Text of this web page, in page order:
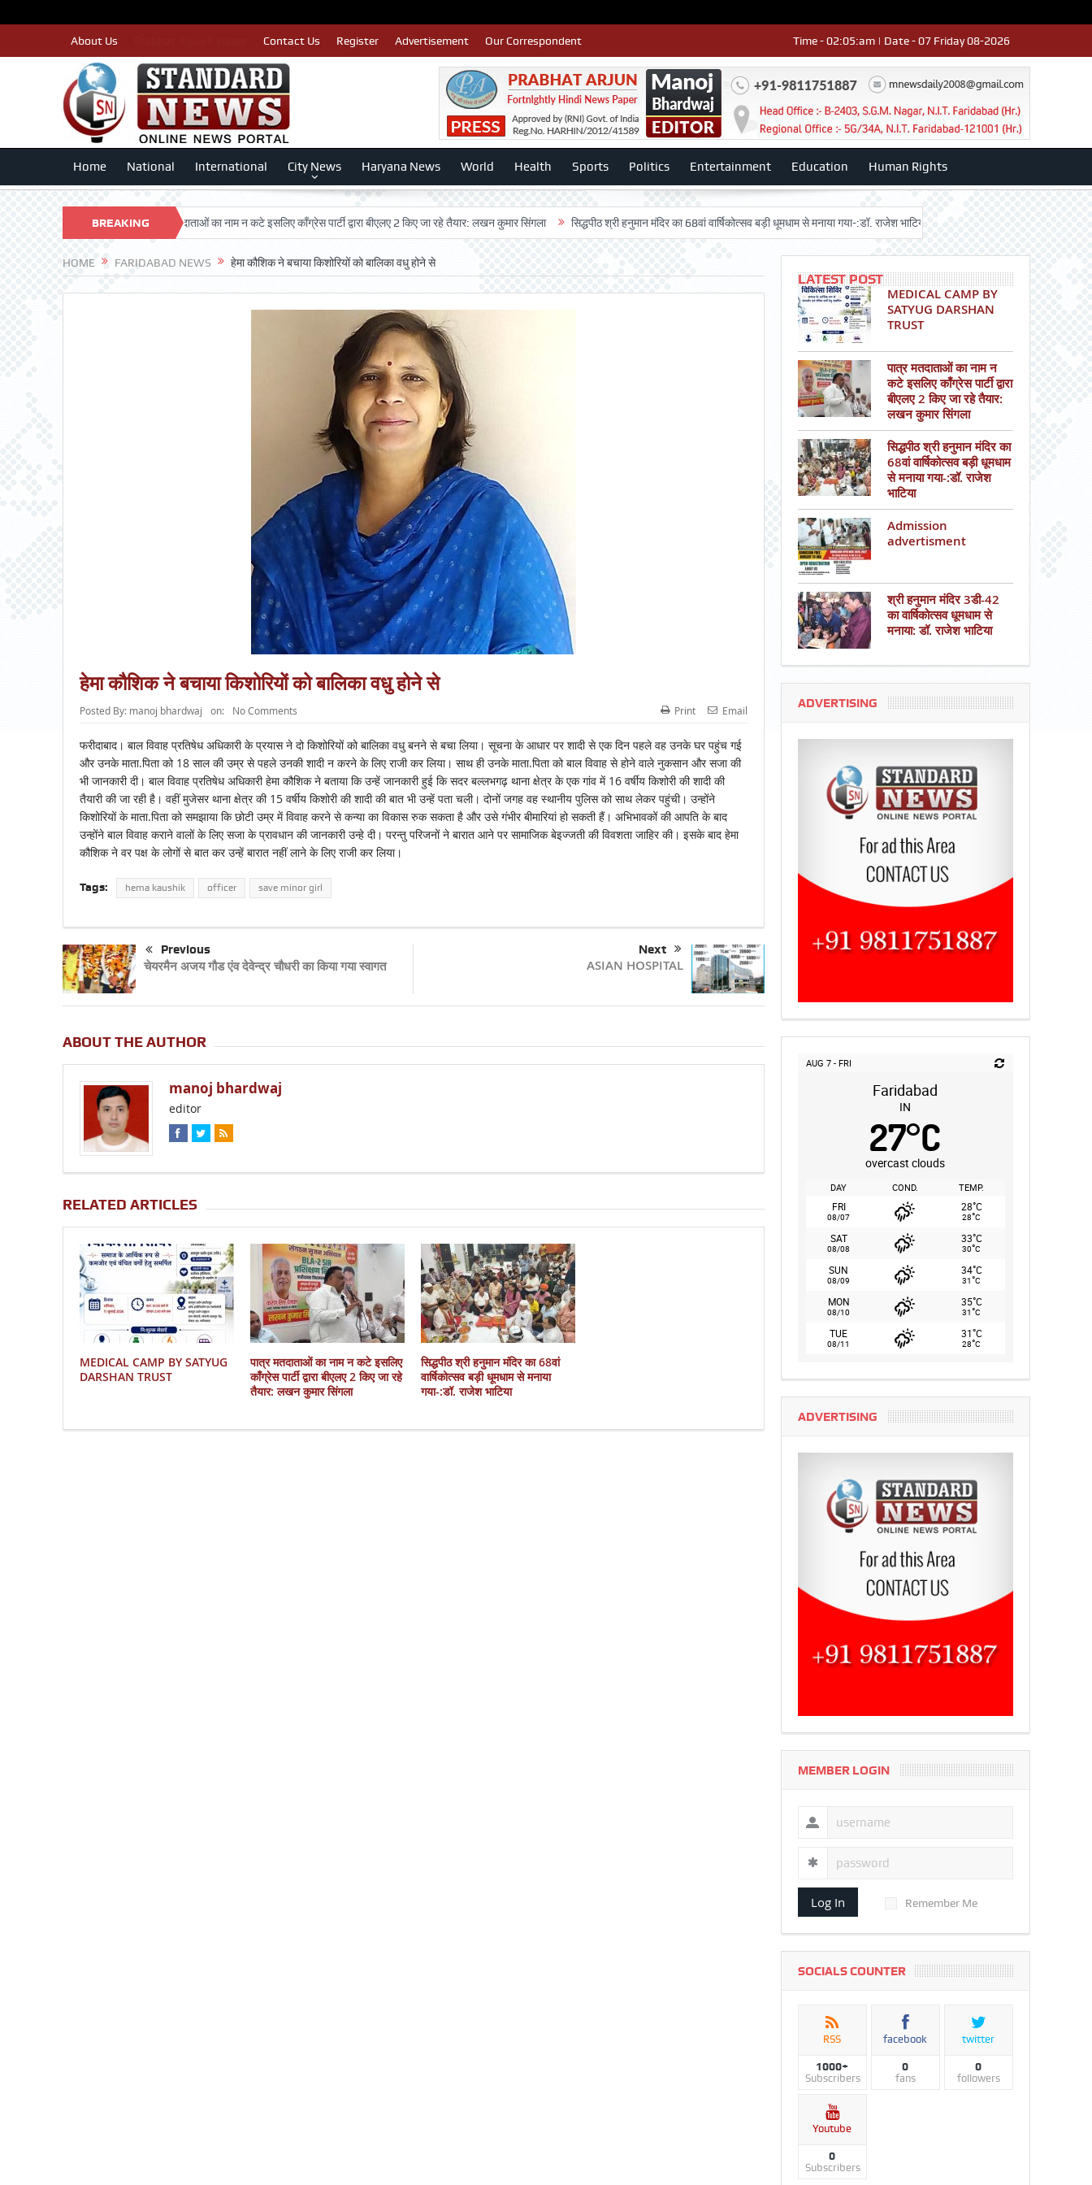
About Us Contact Us Register Advertisement Our Correspondent Time - 02:05:am | Date - 07 Friday 08-2026
Home National International City News Haryana News World Health Sports Politics Entertainment Education Human Rights
BREAKING
NEWS
TRUST पात्र मतदाताओं का नाम न कटे इसलिए काँग्रेस पार्टी द्वारा बीएलए 2 किए जा रहे तैयार: लखन कुमार सिंगला सिद्धपीठ श्री हनुमान मंदिर का 68वां वार्षिकोत्सव बड़ी धूमधाम से मनाया गया-:डॉ. राजेश भाटिया Admission advertisment श्री
HOME FARIDABAD NEWS हेमा कौशिक ने बचाया किशोरियों को बालिका वधु होने से
हेमा कौशिक ने बचाया किशोरियों को बालिका वधु होने से
Posted By: manoj bhardwaj on: No Comments Print Email
फरीदाबाद। बाल विवाह प्रतिषेध अधिकारी के प्रयास ने दो किशोरियों को बालिका वधु बनने से बचा लिया। सूचना के आधार पर शादी से एक दिन पहले वह उनके घर पहुंच गई
और उनके माता.पिता को 18 साल की उम्र से पहले उनकी शादी न करने के लिए राजी कर लिया। साथ ही उनके माता.पिता को बाल विवाह से होने वाले नुकसान और सजा की
भी जानकारी दी। बाल विवाह प्रतिषेध अधिकारी हेमा कौशिक ने बताया कि उन्हें जानकारी हुई कि सदर बल्लभगढ़ थाना क्षेत्र के एक गांव में 16 वर्षीय किशोरी की शादी की
तैयारी की जा रही है। वहीं मुजेसर थाना क्षेत्र की 15 वर्षीय किशोरी की शादी की बात भी उन्हें पता चली। दोनों जगह वह स्थानीय पुलिस को साथ लेकर पहुंची। उन्होंने
किशोरियों के माता.पिता को समझाया कि छोटी उम्र में विवाह करने से कन्या का विकास रुक सकता है और उसे गंभीर बीमारियां हो सकती हैं। अभिभावकों की आपति के बाद
उन्होंने बाल विवाह कराने वालों के लिए सजा के प्रावधान की जानकारी उन्हे दी। परन्तु परिजनों ने बारात आने पर सामाजिक बेइज्जती की विवशता जाहिर की। इसके बाद हेमा
कौशिक ने वर पक्ष के लोगों से बात कर उन्हें बारात नहीं लाने के लिए राजी कर लिया।
Tags: hema kaushik officer save minor girl
Previous
चेयरमैन अजय गौड एंव देवेन्द्र चौधरी का किया गया स्वागत
Next
ASIAN HOSPITAL
ABOUT THE AUTHOR
manoj bhardwaj
editor
RELATED ARTICLES
MEDICAL CAMP BY SATYUG
DARSHAN TRUST
पात्र मतदाताओं का नाम न कटे इसलिए
काँग्रेस पार्टी द्वारा बीएलए 2 किए जा रहे
तैयार: लखन कुमार सिंगला
सिद्धपीठ श्री हनुमान मंदिर का 68वां
वार्षिकोत्सव बड़ी धूमधाम से मनाया
गया-:डॉ. राजेश भाटिया
LATEST POST
MEDICAL CAMP BY
SATYUG DARSHAN
TRUST
पात्र मतदाताओं का नाम न
कटे इसलिए काँग्रेस पार्टी द्वारा
बीएलए 2 किए जा रहे तैयार:
लखन कुमार सिंगला
सिद्धपीठ श्री हनुमान मंदिर का
68वां वार्षिकोत्सव बड़ी धूमधाम
से मनाया गया-:डॉ. राजेश
भाटिया
Admission
advertisment
श्री हनुमान मंदिर 3डी-42
का वार्षिकोत्सव धूमधाम से
मनाया: डॉ. राजेश भाटिया
ADVERTISING
AUG 7 - FRI
Faridabad
IN
27°C
overcast clouds
DAY COND. TEMP.
FRI
08/07
28°C
28°C
SAT
08/08
33°C
30°C
SUN
08/09
34°C
31°C
MON
08/10
35°C
31°C
TUE
08/11
31°C
28°C
ADVERTISING
MEMBER LOGIN
Log In Remember Me
SOCIALS COUNTER
RSS
1000+
Subscribers
facebook
0
fans
twitter
0
followers
Youtube
0
Subscribers